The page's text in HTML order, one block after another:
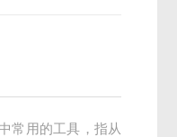
常用的工具，指从